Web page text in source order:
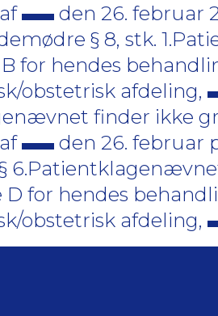
den 26. februar
§ 8, stk.
for hendes
obstetrisk afdeling,
finder ikke
den 26. februar
for hendes
obstetrisk afdeling,